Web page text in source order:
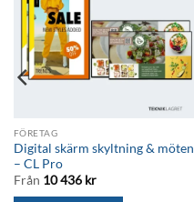
FÖRETAG
Digital skärm skyltning & möten
– CL Pro
Från 10 436 kr